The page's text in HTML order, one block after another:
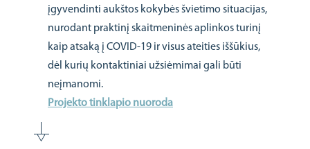
įgyvendinti aukštos kokybės švietimo situacijas,
nurodant praktinį skaitmeninės aplinkos turinį
kaip atsaką į COVID-19 ir visus ateities iššūkius,
dėl kurių kontaktiniai užsiėmimai gali būti
neįmanomi.
Projekto tinklapio nuoroda